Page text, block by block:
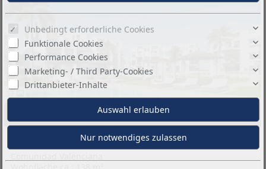
03189 Los Alcazares
Unbedingt erforderliche Cookies
Funktionale Cookies
Performance Cookies
Marketing- / Third Party-Cookies
Drittanbieter-Inhalte